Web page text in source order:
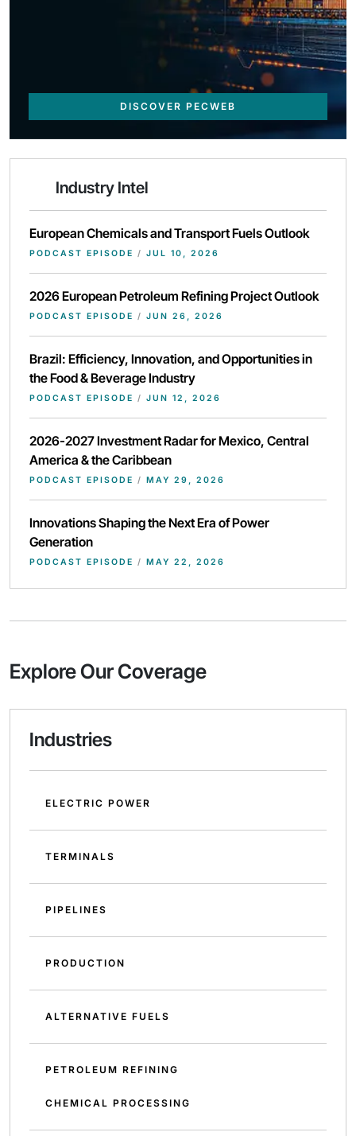
DISCOVER PECWEB
Industry Intel
European Chemicals and Transport Fuels Outlook
PODCAST EPISODE / JUL 10, 2026
2026 European Petroleum Refining Project Outlook
PODCAST EPISODE / JUN 26, 2026
Brazil: Efficiency, Innovation, and Opportunities in
the Food & Beverage Industry
PODCAST EPISODE / JUN 12, 2026
2026-2027 Investment Radar for Mexico, Central
America & the Caribbean
PODCAST EPISODE / MAY 29, 2026
Innovations Shaping the Next Era of Power
Generation
PODCAST EPISODE / MAY 22, 2026
Explore Our Coverage
Industries
ELECTRIC POWER
TERMINALS
PIPELINES
PRODUCTION
ALTERNATIVE FUELS
PETROLEUM REFINING
CHEMICAL PROCESSING